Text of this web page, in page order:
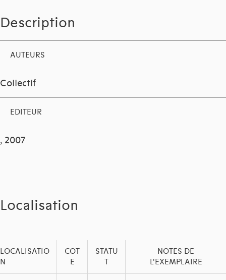
Description
AUTEURS
Collectif
EDITEUR
, 2007
Localisation
LOCALISATIO
N
COT
E
STATU
T
NOTES DE
L'EXEMPLAIRE